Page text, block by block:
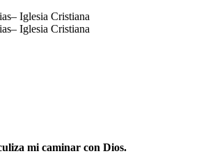
mi caminar con Dios.